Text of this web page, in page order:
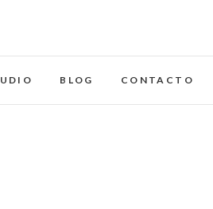
Imaginades
BLOG CONTACTO